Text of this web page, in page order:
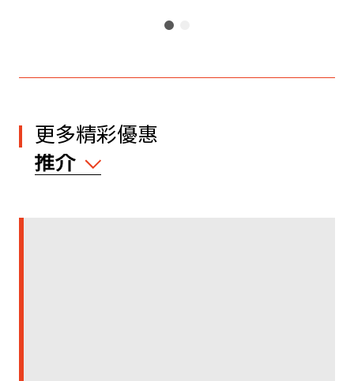
更多精彩優惠
推介